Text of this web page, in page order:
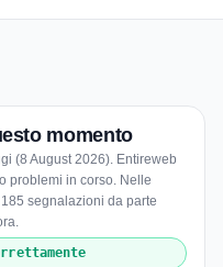
momento
(8 August 2026). Entireweb
problemi in corso. Nelle
segnalazioni da parte